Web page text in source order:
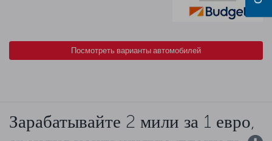
Посмотреть варианты автомобилей
Зарабатывайте 2 мили за 1 евро,